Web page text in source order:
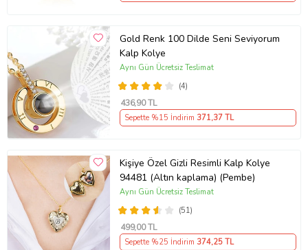
Gold Renk 100 Dilde Seni Seviyorum
Kalp Kolye
(4)
Aynı Gün Ücretsiz Teslimat
436,90 TL
Sepette %15 İndirim 371,37 TL
Kişiye Özel Gizli Resimli Kalp Kolye
94481 (Altın kaplama) (Pembe)
(51)
Aynı Gün Ücretsiz Teslimat
499,00 TL
Sepette %25 İndirim 374,25 TL